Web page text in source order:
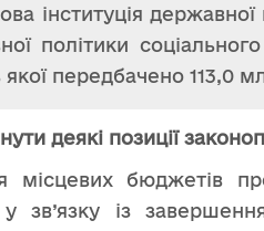
інституція
політики
якої передбачено 113,0
деякі позиції
місцевих бюджетів
зв’язку із